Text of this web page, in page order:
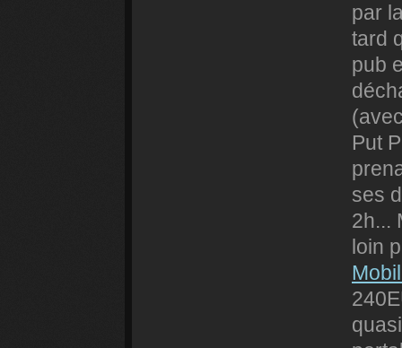
par
tard
pub
Put
ses
2h...
loin